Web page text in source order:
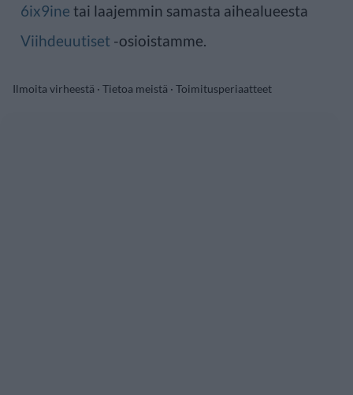
6ix9ine tai laajemmin samasta aihealueesta
Viihdeuutiset -osioistamme.
Ilmoita virheestä · Tietoa meistä · Toimitusperiaatteet